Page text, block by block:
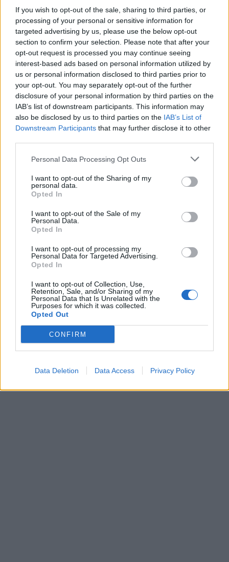
If you wish to opt-out of the sale, sharing to third parties, or
processing of your personal or sensitive information for
targeted advertising by us, please use the below opt-out
section to confirm your selection. Please note that after your
opt-out request is processed you may continue seeing
interest-based ads based on personal information utilized by
us or personal information disclosed to third parties prior to
your opt-out. You may separately opt-out of the further
disclosure of your personal information by third parties on the
IAB’s list of downstream participants. This information may
also be disclosed by us to third parties on the IAB’s List of
Downstream Participants that may further disclose it to other
Personal Data Processing Opt Outs
I want to opt-out of the Sharing of my
personal data.
Opted In
I want to opt-out of the Sale of my
Personal Data.
Opted In
I want to opt-out of processing my
Personal Data for Targeted Advertising.
Opted In
I want to opt-out of Collection, Use,
Retention, Sale, and/or Sharing of my
Personal Data that Is Unrelated with the
Purposes for which it was collected.
Opted Out
CONFIRM
Data Deletion Data Access Privacy Policy
00:00
Leonardo Maria Del Vecchio dall'ex compagna